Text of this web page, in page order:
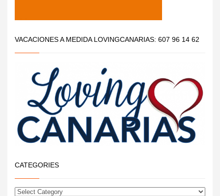
VACACIONES A MEDIDA LOVINGCANARIAS: 607 96 14 62
CATEGORIES